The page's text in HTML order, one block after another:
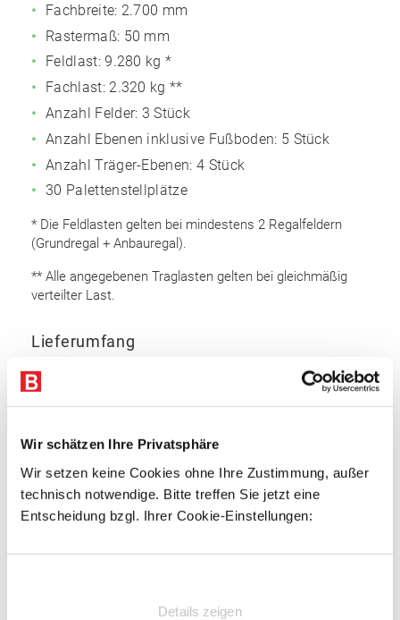
Wir schätzen Ihre Privatsphäre
Wir setzen keine Cookies ohne Ihre Zustimmung, außer
technisch notwendige. Bitte treffen Sie jetzt eine
Entscheidung bzgl. Ihrer Cookie-Einstellungen:
Details zeigen
Fachbreite: 2.700 mm
Rastermaß: 50 mm
Feldlast:9.280 kg *
Fachlast: 2.320 kg **
Anzahl Felder: 3 Stück
Anzahl Ebenen inklusive Fußboden: 5 Stück
Anzahl Träger-Ebenen: 4 Stück
30 Palettenstellplätze
* Die Feldlasten gelten bei mindestens 2 Regalfeldern
(Grundregal + Anbauregal).
** Alle angegebenen Traglasten gelten bei gleichmäßig
verteilter Last.
Lieferumfang
Sicherungsstifte
Rahmen
Profiliertes Bandstahl
Materialstärke: 2 mm